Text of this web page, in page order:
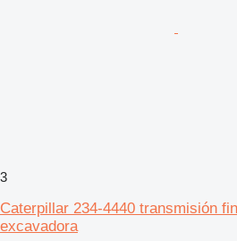
3
Caterpillar 234-4440 transmisión
excavadora